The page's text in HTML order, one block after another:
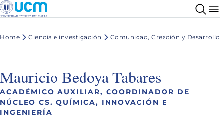
Home Ciencia e investigación Comunidad, Creación y Desarrollo
Mauricio Bedoya Tabares
ACADÉMICO AUXILIAR, COORDINADOR DE
NÚCLEO CS. QUÍMICA, INNOVACIÓN E
INGENIERÍA